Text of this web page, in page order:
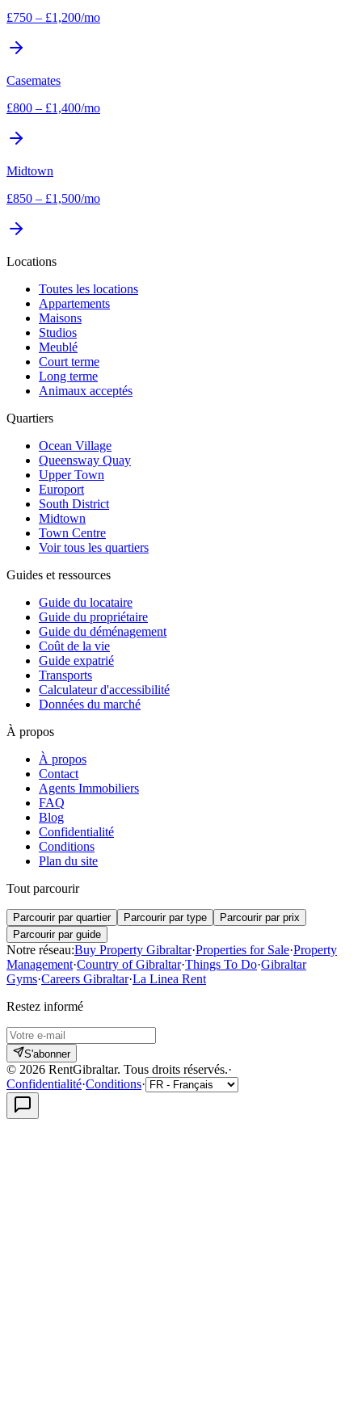
£750 – £1,200/mo
Casemates
£800 – £1,400/mo
Midtown
£850 – £1,500/mo
Locations
Toutes les locations
Appartements
Maisons
Studios
Meublé
Court terme
Long terme
Animaux acceptés
Quartiers
Ocean Village
Queensway Quay
Upper Town
Europort
South District
Midtown
Town Centre
Voir tous les quartiers
Guides et ressources
Guide du locataire
Guide du propriétaire
Guide du déménagement
Coût de la vie
Guide expatrié
Transports
Calculateur d'accessibilité
Données du marché
À propos
À propos
Contact
Agents Immobiliers
FAQ
Blog
Confidentialité
Conditions
Plan du site
Tout parcourir
Parcourir par quartier Parcourir par type
Parcourir par prix
Parcourir par guide
Notre réseau:Buy Property Gibraltar·Properties for Sale·Property
Management·Country of Gibraltar·Things To Do·Gibraltar
Gyms·Careers Gibraltar·La Linea Rent
Restez informé
S'abonner
© 2026 RentGibraltar. Tous droits réservés.·
Confidentialité·Conditions·